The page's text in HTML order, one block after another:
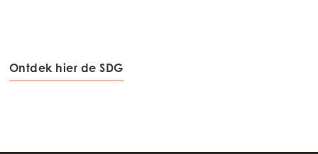
Ontdek hier de SDG